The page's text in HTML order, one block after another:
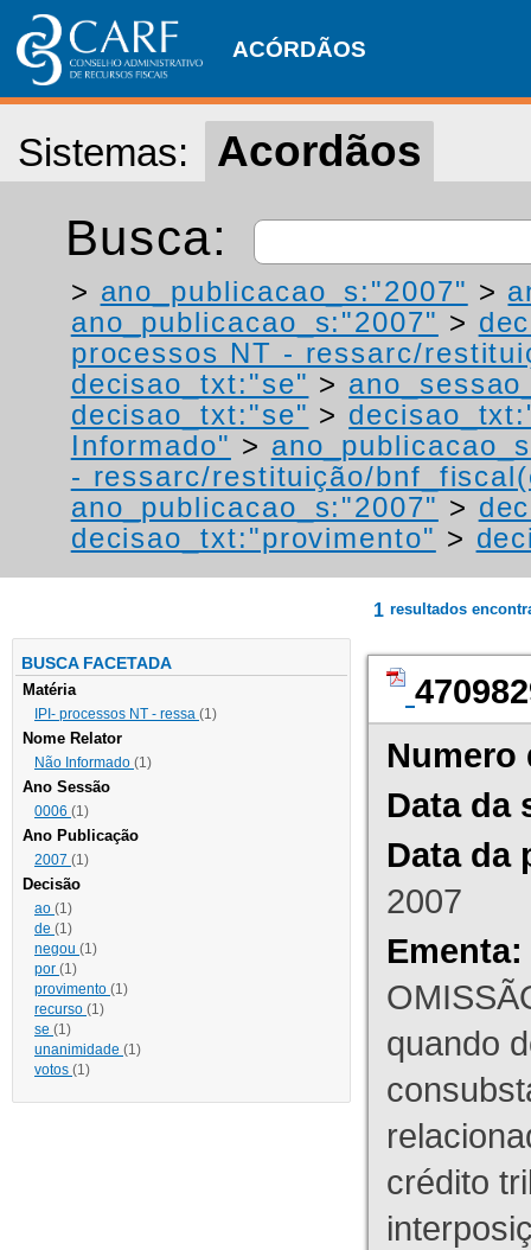
ACÓRDÃOS
Sistemas: Acordãos
Busca:
> ano_publicacao_s:"2007" >
ano_publicacao_s:"2007" >
processos NT - ressarc/
decisao_txt:"se" >
decisao_txt:"se" >
Informado" >
- ressarc/restituição/
ano_publicacao_s:"2007" >
decisao_txt:"provimento" >
BUSCA FACETADA
Matéria
IPI- processos NT - ressa (1)
Nome Relator
Não Informado (1)
Ano Sessão
0006 (1)
Ano Publicação
2007 (1)
Decisão
ao (1)
de (1)
negou (1)
por (1)
provimento (1)
recurso (1)
se (1)
unanimidade (1)
votos (1)
1 resultados
Numero
Data da
Data da
2007
Ementa:
quando
crédito